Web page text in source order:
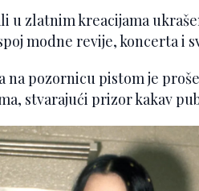
u zlatnim kreacijama
modne revije, koncerta i
na pozornicu pistom je
stvarajući prizor kakav